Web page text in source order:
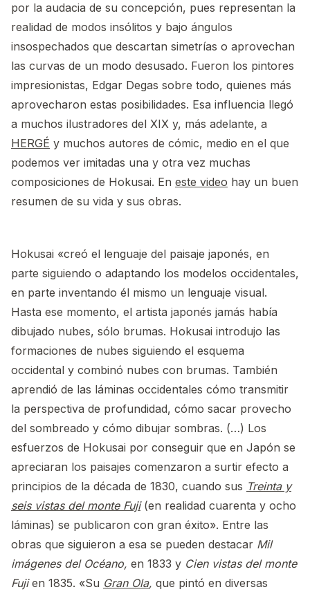
por la audacia de su concepción, pues representan la
realidad de modos insólitos y bajo ángulos
insospechados que descartan simetrías o aprovechan
las curvas de un modo desusado. Fueron los pintores
impresionistas, Edgar Degas sobre todo, quienes más
aprovecharon estas posibilidades. Esa influencia llegó
a muchos ilustradores del XIX y, más adelante, a
HERGÉ y muchos autores de cómic, medio en el que
podemos ver imitadas una y otra vez muchas
composiciones de Hokusai. En este video hay un buen
resumen de su vida y sus obras.
Hokusai «creó el lenguaje del paisaje japonés, en
parte siguiendo o adaptando los modelos occidentales,
en parte inventando él mismo un lenguaje visual.
Hasta ese momento, el artista japonés jamás había
dibujado nubes, sólo brumas. Hokusai introdujo las
formaciones de nubes siguiendo el esquema
occidental y combinó nubes con brumas. También
aprendió de las láminas occidentales cómo transmitir
la perspectiva de profundidad, cómo sacar provecho
del sombreado y cómo dibujar sombras. (…) Los
esfuerzos de Hokusai por conseguir que en Japón se
apreciaran los paisajes comenzaron a surtir efecto a
principios de la década de 1830, cuando sus Treinta y
seis vistas del monte Fuji(en realidad cuarenta y ocho
láminas) se publicaron con gran éxito». Entre las
obras que siguieron a esa se pueden destacar Mil
imágenes del Océano, en 1833 y Cien vistas del monte
Fujien 1835. «Su Gran Ola, que pintó en diversas